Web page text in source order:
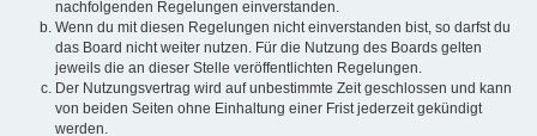
nachfolgenden Regelungen einverstanden.
Wenn du mit diesen Regelungen nicht einverstanden bist, so darfst du
das Board nicht weiter nutzen. Für die Nutzung des Boards gelten
jeweils die an dieser Stelle veröffentlichten Regelungen.
Der Nutzungsvertrag wird auf unbestimmte Zeit geschlossen und kann
von beiden Seiten ohne Einhaltung einer Frist jederzeit gekündigt
werden.